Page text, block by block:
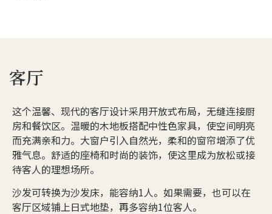
客厅
这个温馨、现代的客厅设计采用开放式布局，无缝连接厨
房和餐饮区。温暖的木地板搭配中性色家具，使空间明亮
而充满亲和力。大窗户引入自然光，柔和的窗帘增添了优
雅气息。舒适的座椅和时尚的装饰，使这里成为放松或接
待客人的理想场所。
沙发可转换为沙发床，能容纳1人。如果需要，也可以在
客厅区域铺上日式地垫，再多容纳1位客人。